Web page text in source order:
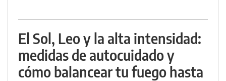
El Sol, Leo y la alta intensidad:
medidas de autocuidado y
cómo balancear tu fuego hasta